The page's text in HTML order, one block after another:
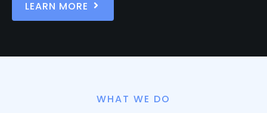
LEARN MORE
WHAT WE DO